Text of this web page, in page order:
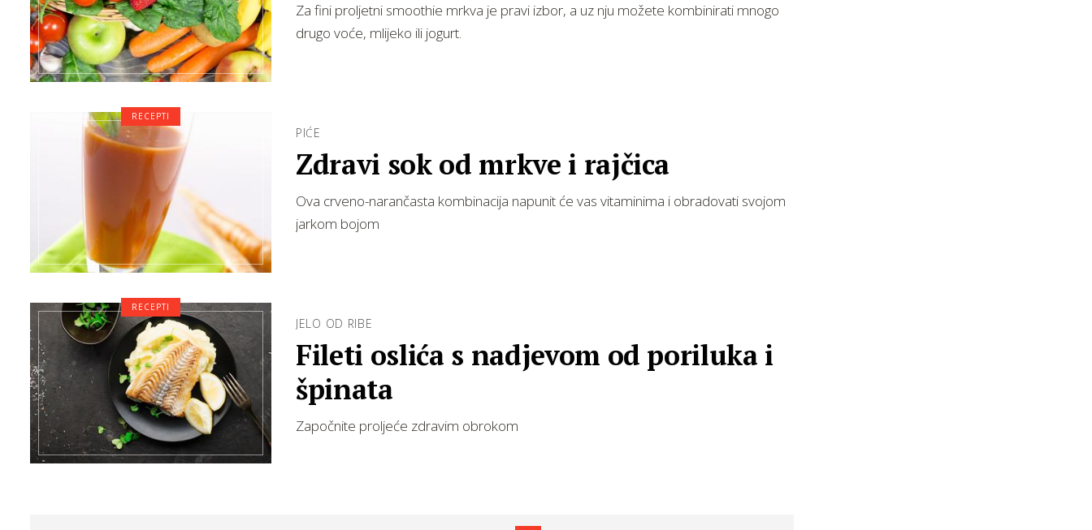
Za fini proljetni smoothie mrkva je pravi izbor, a uz nju možete kombinirati mnogo
drugo voće, mlijeko ili jogurt.
PIĆE
Zdravi sok od mrkve i rajčica
Ova crveno-narančasta kombinacija napunit će vas vitaminima i obradovati svojom
jarkom bojom
RECEPTI
JELO OD RIBE
Fileti oslića s nadjevom od poriluka i
špinata
Započnite proljeće zdravim obrokom
RECEPTI